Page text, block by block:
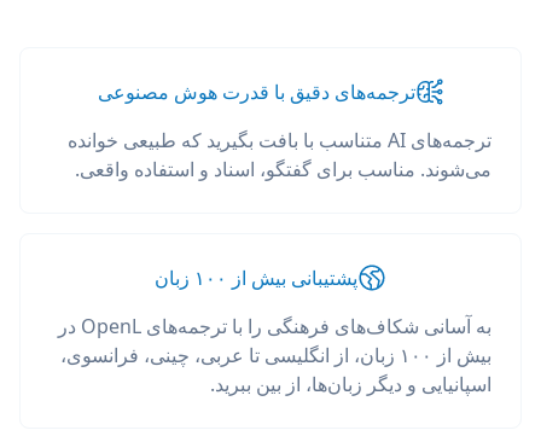
ترجمه‌های دقیق با قدرت هوش مصنوعی
ترجمه‌های AI متناسب با بافت بگیرید که طبیعی خوانده
می‌شوند. مناسب برای گفتگو، اسناد و استفاده واقعی.
پشتیبانی بیش از ۱۰۰ زبان
به آسانی شکاف‌های فرهنگی را با ترجمه‌های OpenL در
بیش از ۱۰۰ زبان، از انگلیسی تا عربی، چینی، فرانسوی،
اسپانیایی و دیگر زبان‌ها، از بین ببرید.